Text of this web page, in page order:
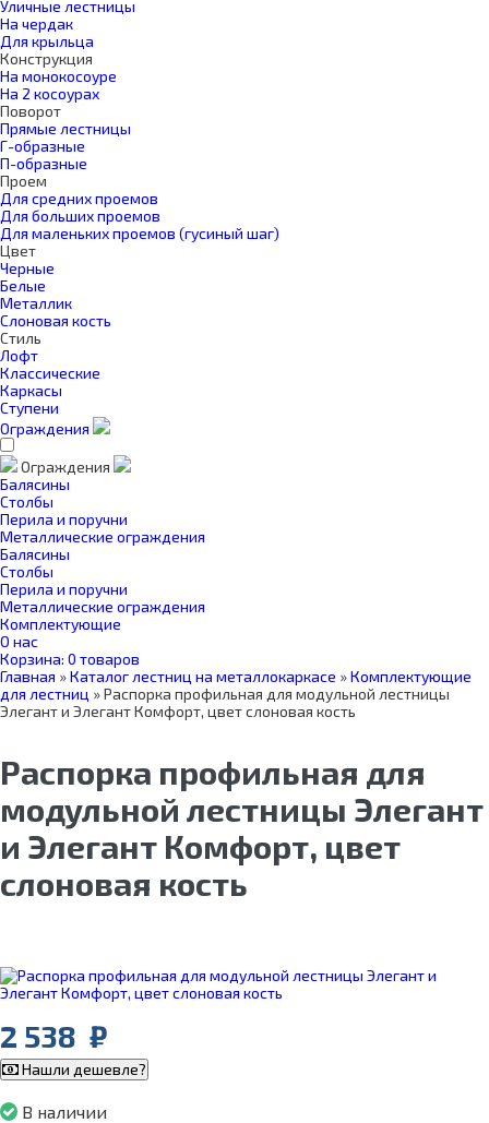
Уличные лестницы
На чердак
Для крыльца
Конструкция
На монокосоуре
На 2 косоурах
Поворот
Прямые лестницы
Г-образные
П-образные
Проем
Для средних проемов
Для больших проемов
Для маленьких проемов (гусиный шаг)
Цвет
Черные
Белые
Металлик
Слоновая кость
Стиль
Лофт
Классические
Каркасы
Ступени
Ограждения
Ограждения
Балясины
Столбы
Перила и поручни
Металлические ограждения
Балясины
Столбы
Перила и поручни
Металлические ограждения
Комплектующие
О нас
Корзина: 0 товаров
Главная »Каталог лестниц на металлокаркасе »Комплектующие
для лестниц »Распорка профильная для модульной лестницы
Элегант и Элегант Комфорт, цвет слоновая кость
Распорка профильная для
модульной лестницы Элегант
и Элегант Комфорт, цвет
слоновая кость
2 538 ₽
Нашли дешевле?
В наличии